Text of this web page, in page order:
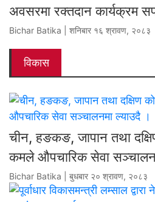
अवसरमा रक्तदान कार्यक्रम
Bichar Batika | शनिबार १६ श्रावण, २०८३
विकास
चीन, हङकङ, जापान तथा
कमले औपचारिक सेवा
Bichar Batika | बुधबार २० श्रावण, २०८३